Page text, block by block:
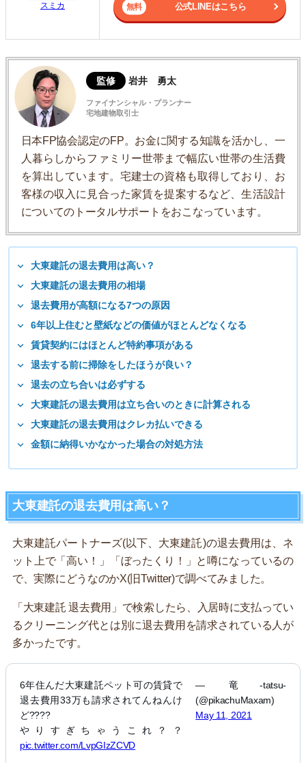
スミカ 公式LINEはこちら
監修 岩井 勇太
ファイナンシャル・プランナー
宅地建物取引士
日本FP協会認定のFP。お金に関する知識を活かし、一
人暮らしからファミリー世帯まで幅広い世帯の生活費
を算出しています。宅建士の資格も取得しており、お
客様の収入に見合った家賃を提案するなど、生活設計
についてのトータルサポートをおこなっています。
大東建託の退去費用は高い？
大東建託の退去費用の相場
退去費用が高額になる7つの原因
6年以上住むと壁紙などの価値がほとんどなくなる
賃貸契約にはほとんど特約事項がある
退去する前に掃除をしたほうが良い？
退去の立ち合いは必ずする
大東建託の退去費用は立ち合いのときに計算される
大東建託の退去費用はクレカ払いできる
金額に納得いかなかった場合の対処方法
大東建託の退去費用は高い？
大東建託パートナーズ(以下、大東建託)の退去費用は、ネ
ット上で「高い！」「ぼったくり！」と噂になっているの
で、実際にどうなのかX(旧Twitter)で調べてみました。
「大東建託 退去費用」で検索したら、入居時に支払ってい
るクリーニング代とは別に退去費用を請求されている人が
多かったです。
6年住んだ大東建託ペット可の賃貸で
退去費用33万も請求されてんねんけ
ど????
やりすぎちゃうこれ？？
pic.twitter.com/LvpGIzZCVD
— 竜-tatsu-
(@pikachuMaxam)
May 11, 2021